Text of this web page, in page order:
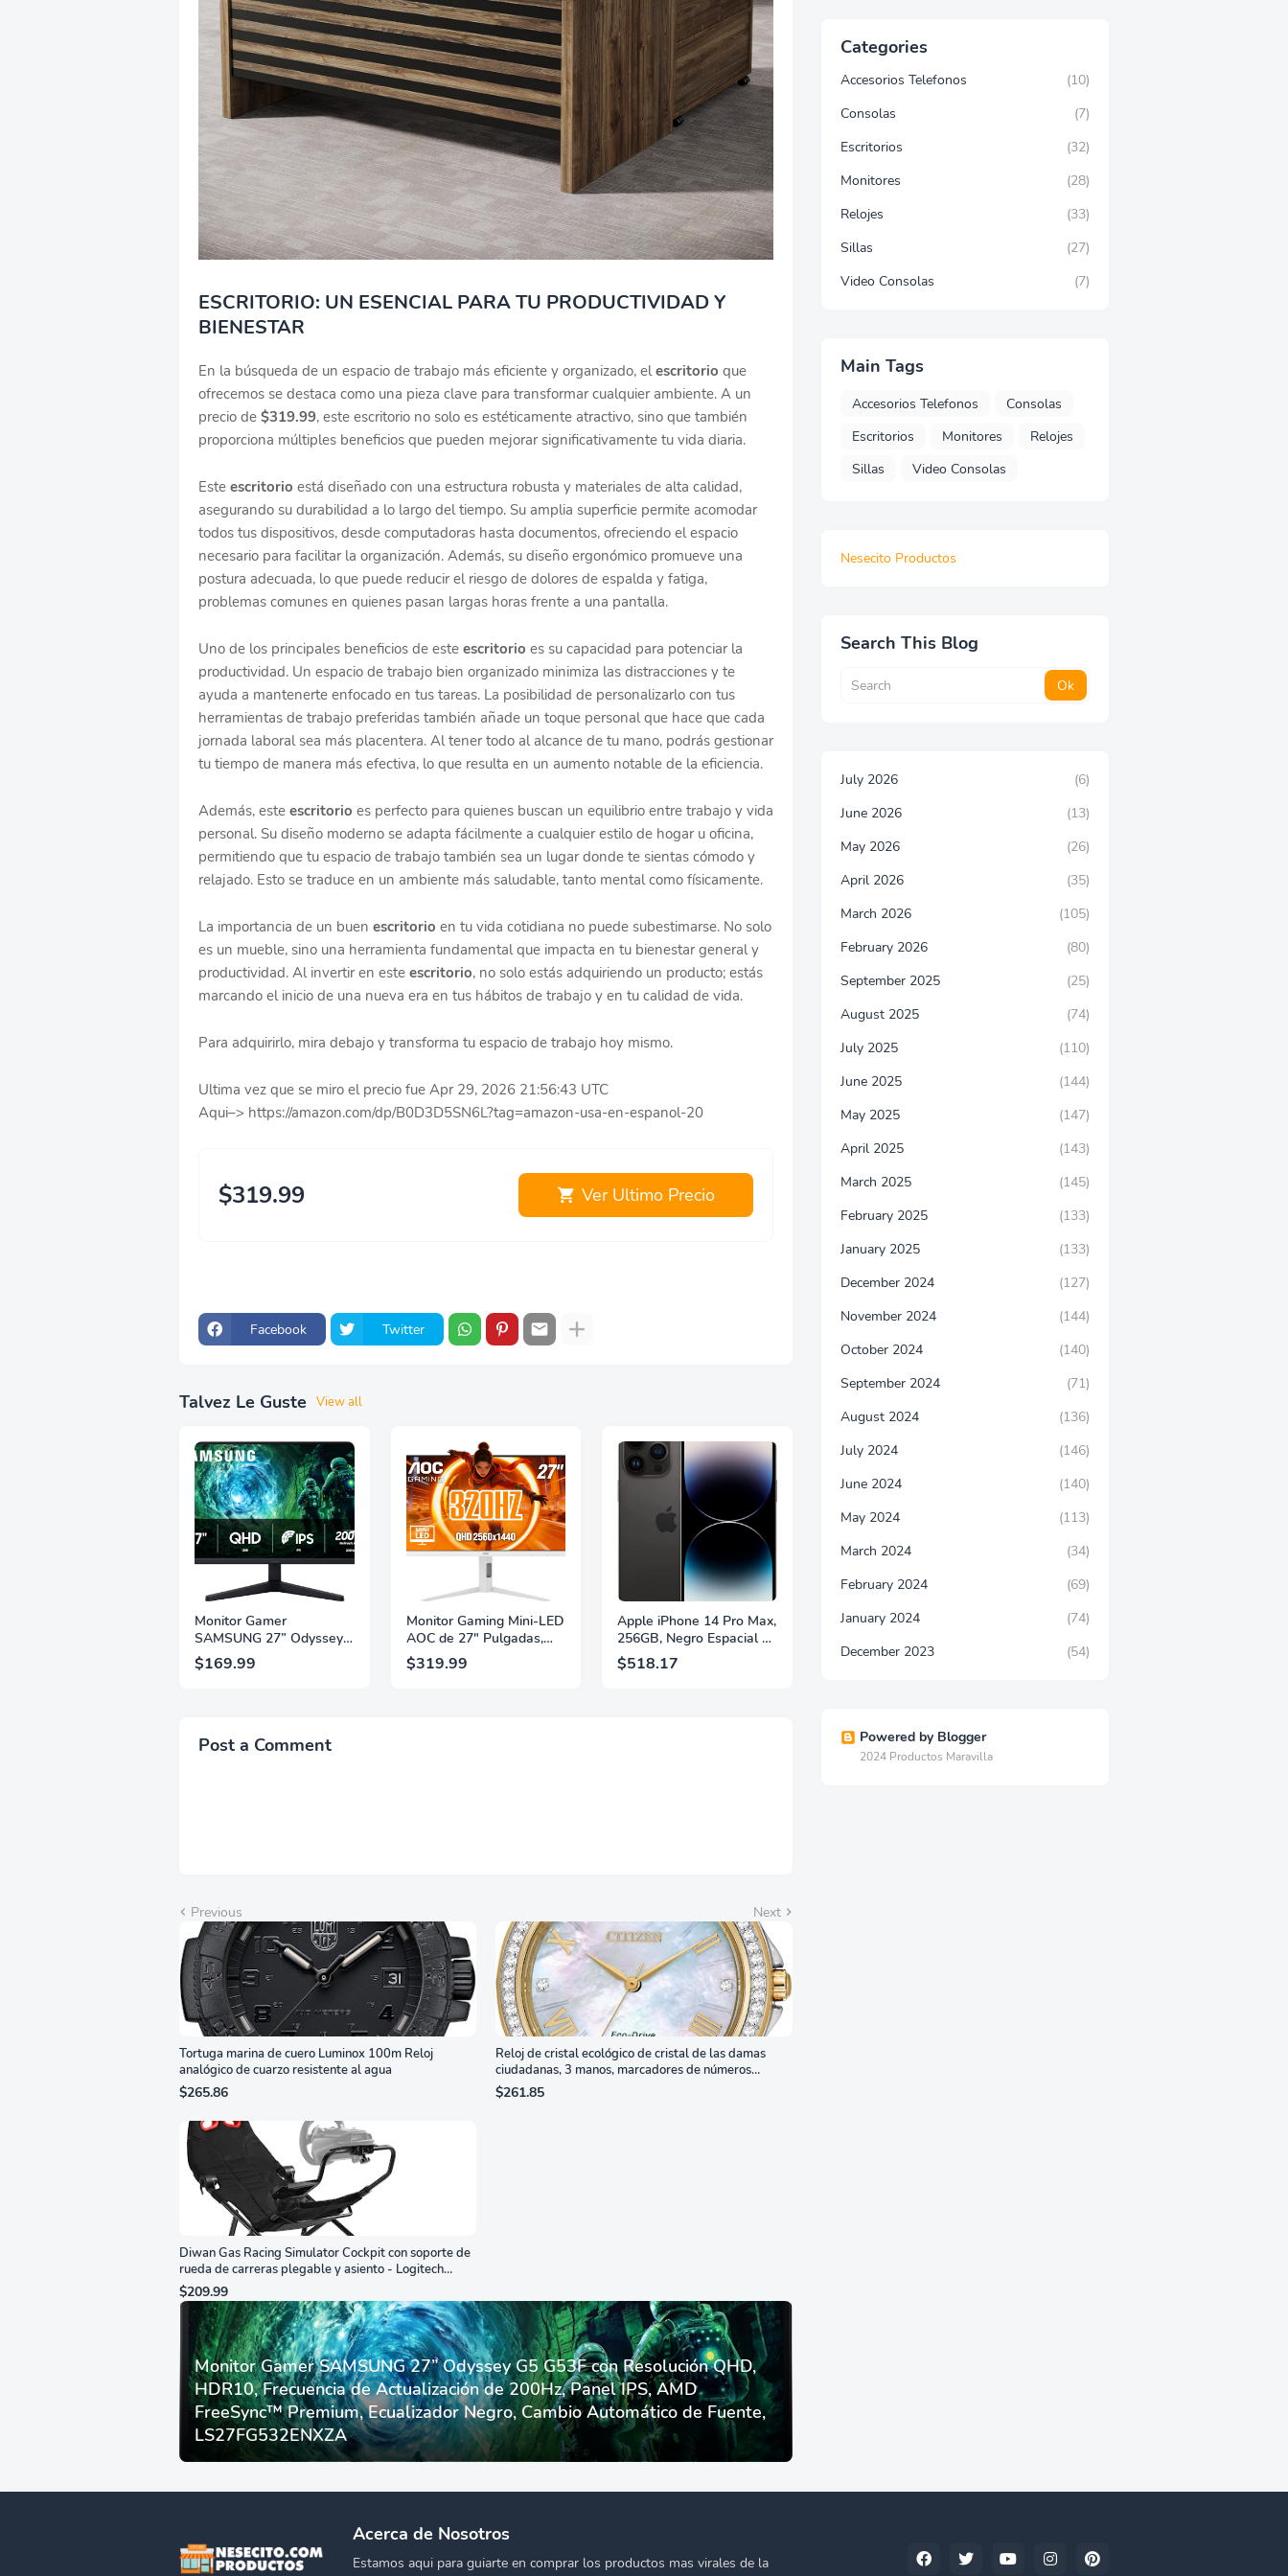
ESCRITORIO: UN ESENCIAL PARA TU PRODUCTIVIDAD Y
BIENESTAR
En la búsqueda de un espacio de trabajo más eficiente y organizado, elescritorio que
ofrecemos se destaca como una pieza clave para transformar cualquier ambiente. A un
precio de $319.99, este escritorio no solo es estéticamente atractivo, sino que también
proporciona múltiples beneficios que pueden mejorar significativamente tu vida diaria.
Este escritorio está diseñado con una estructura robusta y materiales de alta calidad,
asegurando su durabilidad a lo largo del tiempo. Su amplia superficie permite acomodar
todos tus dispositivos, desde computadoras hasta documentos, ofreciendo el espacio
necesario para facilitar la organización. Además, su diseño ergonómico promueve una
postura adecuada, lo que puede reducir el riesgo de dolores de espalda y fatiga,
problemas comunes en quienes pasan largas horas frente a una pantalla.
Uno de los principales beneficios de este escritorio es su capacidad para potenciar la
productividad. Un espacio de trabajo bien organizado minimiza las distracciones y te
ayuda a mantenerte enfocado en tus tareas. La posibilidad de personalizarlo con tus
herramientas de trabajo preferidas también añade un toque personal que hace que cada
jornada laboral sea más placentera. Al tener todo al alcance de tu mano, podrás gestionar
tu tiempo de manera más efectiva, lo que resulta en un aumento notable de la eficiencia.
Además, este escritorio es perfecto para quienes buscan un equilibrio entre trabajo y vida
personal. Su diseño moderno se adapta fácilmente a cualquier estilo de hogar u oficina,
permitiendo que tu espacio de trabajo también sea un lugar donde te sientas cómodo y
relajado. Esto se traduce en un ambiente más saludable, tanto mental como físicamente.
La importancia de un buen escritorio en tu vida cotidiana no puede subestimarse. No solo
es un mueble, sino una herramienta fundamental que impacta en tu bienestar general y
productividad. Al invertir en este escritorio, no solo estás adquiriendo un producto; estás
marcando el inicio de una nueva era en tus hábitos de trabajo y en tu calidad de vida.
Para adquirirlo, mira debajo y transforma tu espacio de trabajo hoy mismo.
Ultima vez que se miro el precio fue Apr 29, 2026 21:56:43 UTC
Aqui–> https://amazon.com/dp/B0D3D5SN6L?tag=amazon-usa-en-espanol-20
$319.99 Ver Ultimo Precio
Facebook Twitter
Talvez Le Guste View all
Monitor Gamer
SAMSUNG 27” Odyssey
G5 G53F con Resolución
QHD, HDR10, Frecuencia
Ecualizador Negro,
$169.99
Monitor Gaming Mini-LED
AOC de 27" Pulgadas,
QHD 2560×1440, 320Hz,
1ms GtG, DisplayHDR,
$319.99
Apple iPhone 14 Pro Max,
256GB, Negro Espacial -
Desbloqueado
(Renovado)
$518.17
Post a Comment
Previous Next
Tortuga marina de cuero Luminox 100m Reloj
analógico de cuarzo resistente al agua
$265.86
Reloj de cristal ecológico de cristal de las damas
ciudadanas, 3 manos, marcadores de números
romanos, dial de nácar
$261.85
Diwan Gas Racing Simulator Cockpit con soporte de
rueda de carreras plegable y asiento - Logitech
G29/920/923/27/25, Thrustmaster
T248/X/T300RS/T150/458/TX
$209.99
Monitor Gamer SAMSUNG 27” Odyssey G5 G53F con Resolución QHD,
HDR10, Frecuencia de Actualización de 200Hz, Panel IPS, AMD
FreeSync™ Premium, Ecualizador Negro, Cambio Automático de Fuente,
LS27FG532ENXZA
Categories
Accesorios Telefonos
(10)
Consolas
(7)
Escritorios
(32)
Monitores
(28)
Relojes
(33)
Sillas
(27)
Video Consolas
(7)
Main Tags
Accesorios Telefonos
Consolas
Escritorios
Monitores
Relojes
Sillas
Video Consolas
Nesecito Productos
Search This Blog
July 2026
(6)
June 2026
(13)
May 2026
(26)
April 2026
(35)
March 2026
(105)
February 2026
(80)
September 2025
(25)
August 2025
(74)
July 2025
(110)
June 2025
(144)
May 2025
(147)
April 2025
(143)
March 2025
(145)
February 2025
(133)
January 2025
(133)
December 2024
(127)
November 2024
(144)
October 2024
(140)
September 2024
(71)
August 2024
(136)
July 2024
(146)
June 2024
(140)
May 2024
(113)
March 2024
(34)
February 2024
(69)
January 2024
(74)
December 2023
(54)
Powered by Blogger
2024 Productos Maravilla
Acerca de Nosotros
Estamos aqui para guiarte en comprar los productos mas virales de la